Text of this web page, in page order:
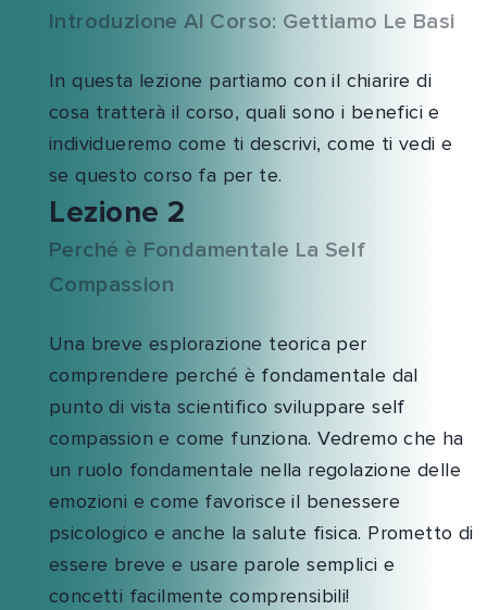
Introduzione Al Corso: Gettiamo Le Basi
In questa lezione partiamo con il chiarire di
cosa tratterà il corso, quali sono i benefici e
individueremo come ti descrivi, come ti vedi e
se questo corso fa per te.
Lezione 2
Perché è Fondamentale La Self
Compassion
Una breve esplorazione teorica per
comprendere perché è fondamentale dal
punto di vista scientifico sviluppare self
compassion e come funziona. Vedremo che ha
un ruolo fondamentale nella regolazione delle
emozioni e come favorisce il benessere
psicologico e anche la salute fisica. Prometto di
essere breve e usare parole semplici e
concetti facilmente comprensibili!